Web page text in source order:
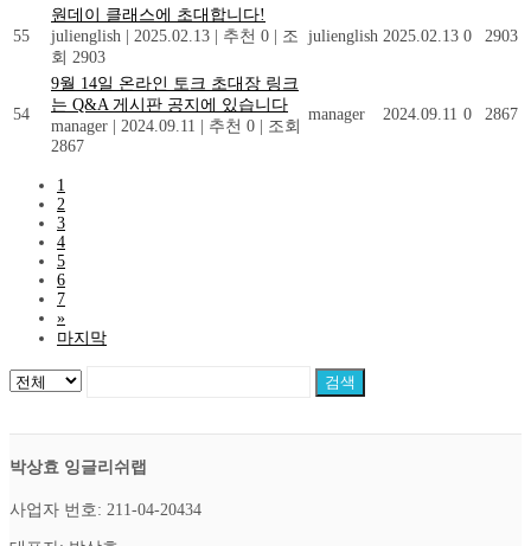
55
원데이 클래스에 초대합니다!
julienglish
2025.02.13 추천 0
조
회 2903
julienglish 2025.02.13 0 2903
54
9월 14일 온라인 토크 초대장 링크
는 Q&A 게시판 공지에 있습니다
manager
2024.09.11 추천 0
조회
2867
manager 2024.09.11 0 2867
1
2
3
4
5
6
7
»
마지막
검색
박상효 잉글리쉬랩
사업자 번호: 211-04-20434